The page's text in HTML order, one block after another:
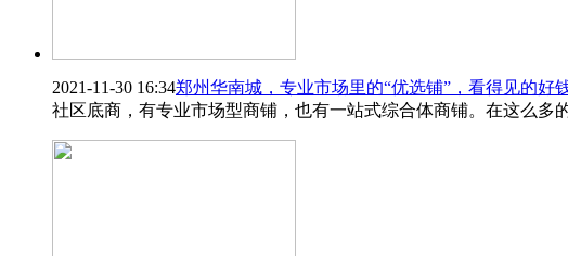
2021-11-30 16:34郑州华南城，专业市场里的“优选铺”，看得见的好
社区底商，有专业市场型商铺，也有一站式综合体商铺。在这么